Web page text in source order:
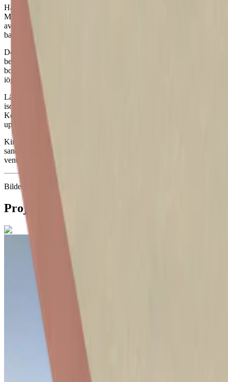
Här bor du med ständig närkontakt till såväl himmel och vatten som
Malmös stadssiluetter och storstadsliv. Lägenheterna karaktäriseras
av generösa planlösningar, med stora fönsterpartier, rymliga
balkonger och rejäla takterrasser.
Docks 157 bostäder kommer att delas upp i två koncept. Docks
består av 151 bostäder 1-5 rok och Docks Premium som består av 6
bostäder 4-5 rok. 117-201 kvm. Docks 26 våningar och
iögonfallande arkitektur ger dig en tydlig identitet i Västra hamnen.
Lägenheterna är alla Svanenmärkta och Kingspan levererar
isoleringen till fasaden bestående av vårt produktsortiment
Kooltherm, vilket bidrar till energieffektivt byggande med låga
uppvärmningskostnader.
Kingspan levererar Kooltherm K20 Betongelementsskiva som
sandwichelement i betong och Kooltherm K15 C Skiva för
ventilerad fasad till själva fasaden. Bygget beräknas vara klart 2025.
Bilderna på denna sida är tagna av
Projektbilder